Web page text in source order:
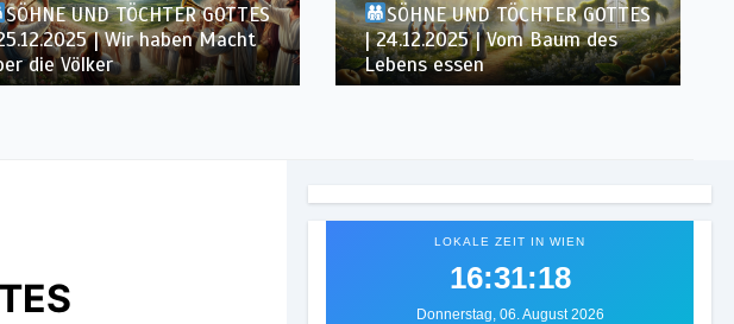
SÖHNE UND TÖCHTER GOTTES
| Vom Baum des
essen
SÖHNE UND TÖCHTER GOTTES
| 23.12.2025 | Das Himmelreich
erben
LOKALE ZEIT IN WIEN
16:31:21
Donnerstag, 06. August 2026